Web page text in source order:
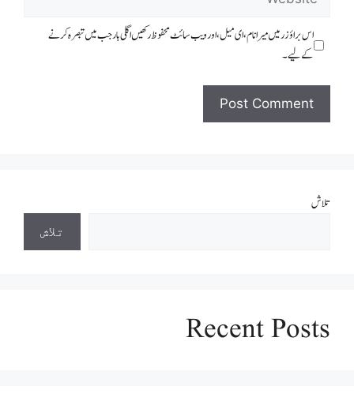
اس براؤزر میں میرا نام، ای میل، اور ویب سائٹ محفوظ رکھیں اگلی بار جب میں تبصرہ کرنے
کےلیے۔
تلاش
تلاش
Recent Posts